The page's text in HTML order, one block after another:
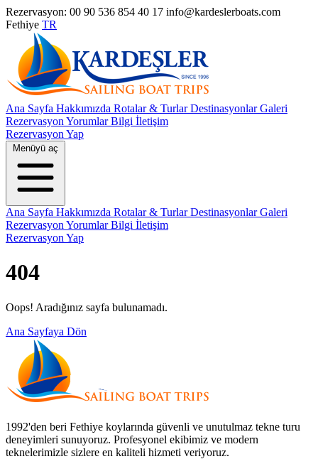
Rezervasyon: 00 90 536 854 40 17 info@kardeslerboats.com
Fethiye TR
Ana Sayfa Hakkımızda Rotalar & TurlarDestinasyonlarGaleri
Rezervasyon YorumlarBilgi İletişim
Rezervasyon Yap
Menüyü aç
Ana Sayfa Hakkımızda Rotalar & TurlarDestinasyonlarGaleri
Rezervasyon YorumlarBilgi İletişim
Rezervasyon Yap
404
Oops! Aradığınız sayfa bulunamadı.
Ana Sayfaya Dön
1992'den beri Fethiye koylarında güvenli ve unutulmaz tekne turu
deneyimleri sunuyoruz. Profesyonel ekibimiz ve modern
teknelerimizle sizlere en kaliteli hizmeti veriyoruz.